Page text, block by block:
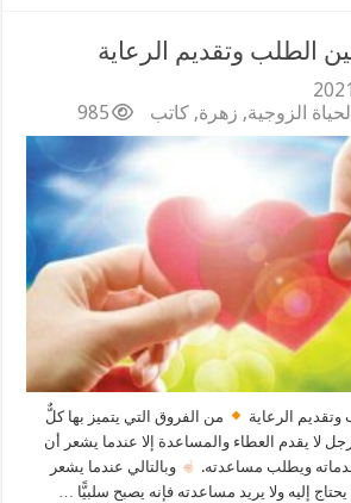
الطلب وتقديم الرعاية
الحياة الزوجية, زهرة, كاتب 985
وتقديم الرعاية
من الفروق التي يتميز بها كلٌّ
لا يقدم العطاء والمساعدة إلا عندما يشعر أن
ويطلب مساعدته.
وبالتالي عندما يشعر
إليه ولا يريد مساعدته فإنه يصبح سلبيًّا …